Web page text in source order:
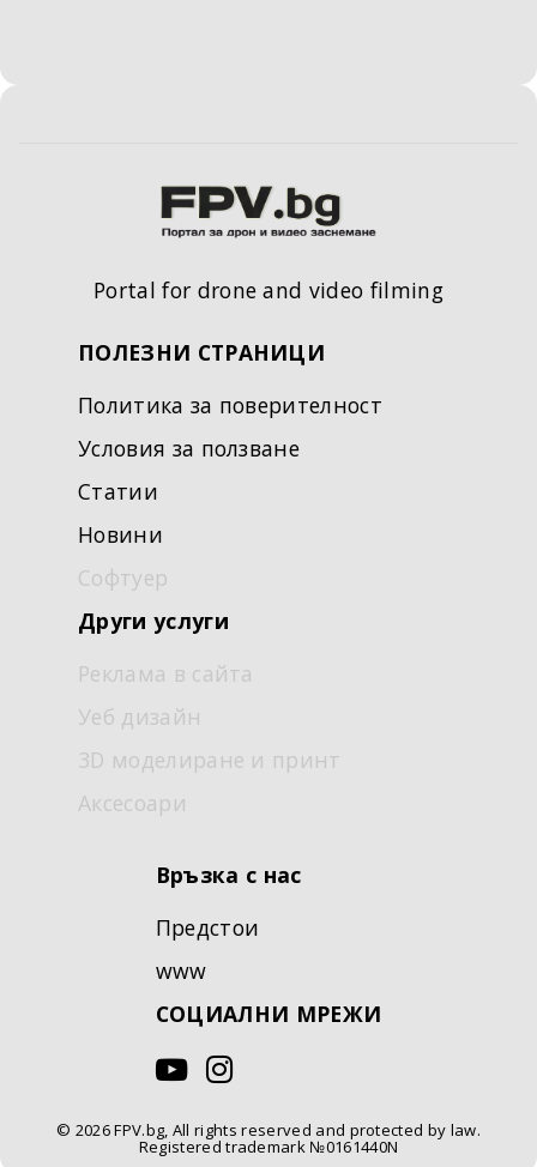
Portal for drone and video filming
ПОЛЕЗНИ СТРАНИЦИ
Политика за поверителност
Условия за ползване
Статии
Новини
Софтуер
Други услуги
Реклама в сайта
Уеб дизайн
3D моделиране и принт
Аксесоари
Връзка с нас
Предстои
www
СОЦИАЛНИ МРЕЖИ
© 2026 FPV.bg, All rights reserved and protected by law.
Registered trademark №0161440N